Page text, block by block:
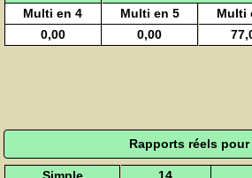
Multi en 4
Multi en 5 Multi
0,00
0,00
Rapports réels pour